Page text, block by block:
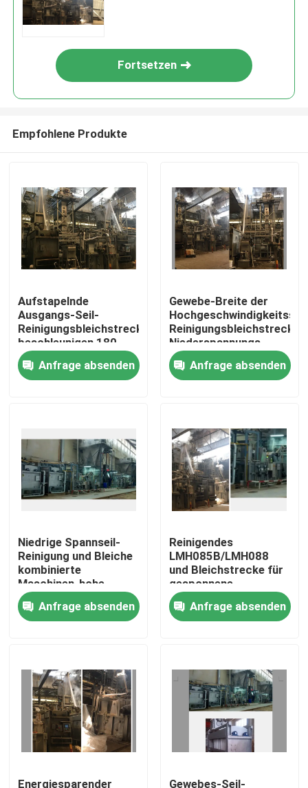
Über uns
Qualitätskontrolle
Treten Sie mit uns in Verbindung
Fordern Sie ein Zitat
stenter Raffineur
Hitzeeinstellung stenter
Fortsetzen
Empfohlene Produkte
Aufstapelnde
Ausgangs-Seil-
Reinigungsbleichstrecke
beschleunigen 180
M-/Minenergieeinsparung
Anfrage absenden
Gewebe-Breite der
Niederspannungs-
2800m M/1800mm
Anfrage absenden
Niedrige Spannseil-
Reinigung und Bleiche
kombinierte
Maschinen-hohe
Leistungsfähigkeit
Anfrage absenden
Reinigendes
LMH085B/LMH088
und Bleichstrecke für
gesponnene
Druckgewebe
Anfrage absenden
Energiesparender Gewebes-Seil-